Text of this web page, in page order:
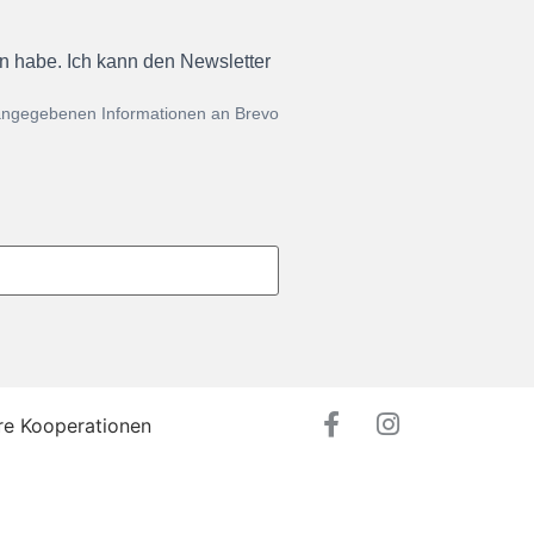
habe. Ich kann den Newsletter
Informationen an Brevo
Kooperationen